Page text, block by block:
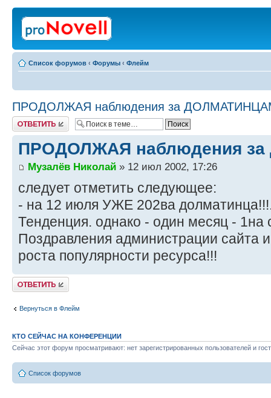
Список форумов ‹ Форумы ‹ Флейм
ПРОДОЛЖАЯ наблюдения за
Ответить
ПРОДОЛЖАЯ наблюдения
Музалёв Николай » 12 июл 2002, 17:26
следует отметить следующее:
- на 12 июля УЖЕ 202ва
Тенденция. однако - один месяц - 1на
Поздравления администрации сайта
роста популярности ресурса!!!
Ответить
Вернуться в Флейм
КТО СЕЙЧАС НА КОНФЕРЕНЦИИ
Сейчас этот форум просматривают: нет зарегистрированных пользователей и
Список форумов